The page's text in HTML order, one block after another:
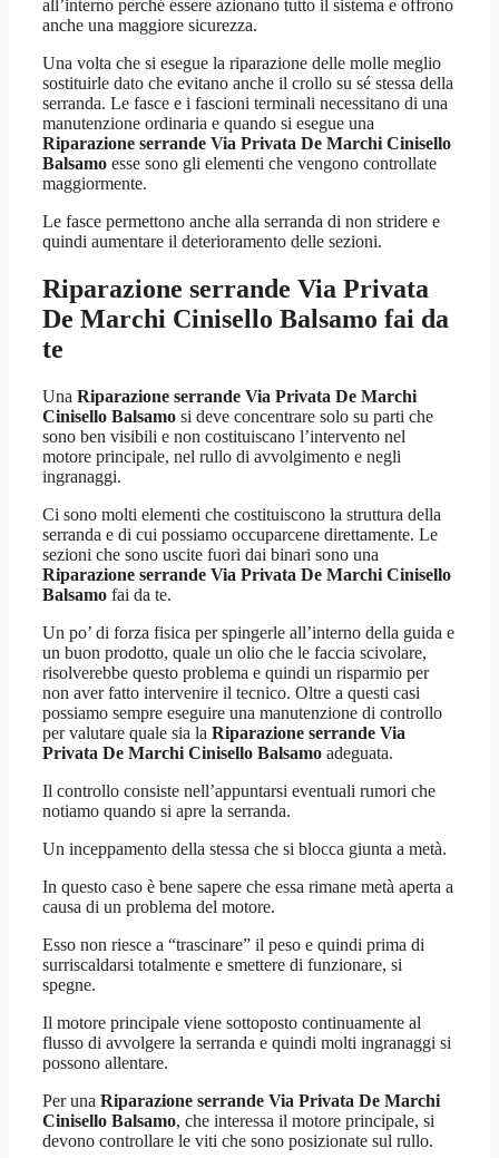
all’interno perché essere azionano tutto il sistema e offrono
anche una maggiore sicurezza.
Una volta che si esegue la riparazione delle molle meglio
sostituirle dato che evitano anche il crollo su sé stessa della
serranda. Le fasce e i fascioni terminali necessitano di una
manutenzione ordinaria e quando si esegue una
Riparazione serrande Via Privata De Marchi Cinisello
Balsamo esse sono gli elementi che vengono controllate
maggiormente.
Le fasce permettono anche alla serranda di non stridere e
quindi aumentare il deterioramento delle sezioni.
Riparazione serrande Via Privata
De Marchi Cinisello Balsamo fai da
te
Una Riparazione serrande Via Privata De Marchi
Cinisello Balsamo si deve concentrare solo su parti che
sono ben visibili e non costituiscano l’intervento nel
motore principale, nel rullo di avvolgimento e negli
ingranaggi.
Ci sono molti elementi che costituiscono la struttura della
serranda e di cui possiamo occuparcene direttamente. Le
sezioni che sono uscite fuori dai binari sono una
Riparazione serrande Via Privata De Marchi Cinisello
Balsamo fai da te.
Un po’ di forza fisica per spingerle all’interno della guida e
un buon prodotto, quale un olio che le faccia scivolare,
risolverebbe questo problema e quindi un risparmio per
non aver fatto intervenire il tecnico. Oltre a questi casi
possiamo sempre eseguire una manutenzione di controllo
per valutare quale sia la Riparazione serrande Via
Privata De Marchi Cinisello Balsamo adeguata.
Il controllo consiste nell’appuntarsi eventuali rumori che
notiamo quando si apre la serranda.
Un inceppamento della stessa che si blocca giunta a metà.
In questo caso è bene sapere che essa rimane metà aperta a
causa di un problema del motore.
Esso non riesce a “trascinare” il peso e quindi prima di
surriscaldarsi totalmente e smettere di funzionare, si
spegne.
Il motore principale viene sottoposto continuamente al
flusso di avvolgere la serranda e quindi molti ingranaggi si
possono allentare.
Per una Riparazione serrande Via Privata De Marchi
Cinisello Balsamo, che interessa il motore principale, si
devono controllare le viti che sono posizionate sul rullo.